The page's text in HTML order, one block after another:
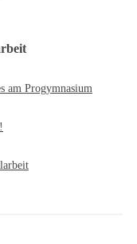
am Progymnasium